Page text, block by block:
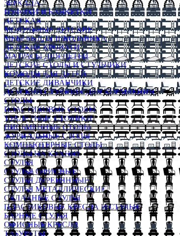
ЗЕРКАЛА
ПУФИКИ И БАНКЕТКИ
ДЕТСКАЯ
МОДУЛЬНЫЕ ДЕТСКИЕ
МЕБЕЛЬ ДЛЯ ШКОЛЬНИКА
ДЕТСКИЕ КРОВАТИ
МАТРАСЫ ДЛЯ ДЕТЕЙ
ДЕТСКИЕ СТОЛЫ И СТУЛЬЧИКИ
КОМОДЫ ДЛЯ ДЕТЕЙ
ДЕТСКИЕ ДИВАНЧИКИ
ДЕТСКИЙ СТУЛЬЧИК ДЛЯ КОРМЛЕНИЯ
СТОЛЫ
ПЛАСТИКОВЫЕ СТОЛЫ
ТУАЛЕТНЫЕ СТОЛИКИ
ПИСЬМЕННЫЕ СТОЛЫ
ЖУРНАЛЬНЫЕ СТОЛЫ
КОМПЬЮТЕРНЫЕ СТОЛЫ
СТОЛЫ НА КУХНЮ
СТУЛЬЯ
СТУЛЬЯ ОФИСНЫЕ
СТУЛЬЯ ДЕРЕВЯННЫЕ
СТУЛЬЯ МЕТАЛЛИЧЕСКИЕ
СКЛАДНЫЕ СТУЛЬЯ
ПЛАСТИКОВЫЕ КРЕСЛА И СТУЛЬЯ
БАРНЫЕ СТУЛЬЯ
ОФИСНЫЕ КРЕСЛА
ТАБУРЕТЫ